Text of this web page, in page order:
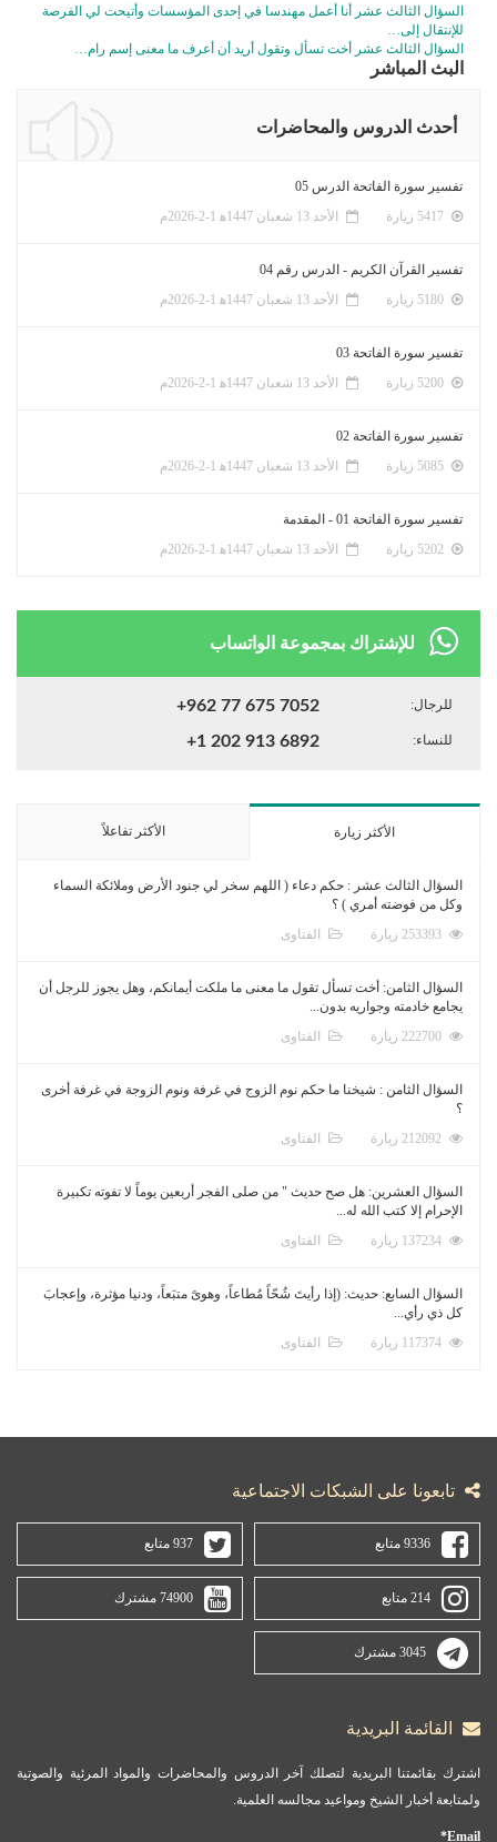
السؤال الثالث عشر أنا أعمل مهندسا في إحدى المؤسسات وأتيحت لي الفرصة
للإنتقال إلى…
السؤال الثالث عشر أخت تسأل وتقول أريد أن أعرف ما معنى إسم رام…
البث المباشر
أحدث الدروس والمحاضرات
تفسير سورة الفاتحة الدرس 05
الأحد 13 شعبان 1447ﻫ 1-2-2026م
تفسير القرآن الكريم - الدرس رقم 04
الأحد 13 شعبان 1447ﻫ 1-2-2026م
تفسير سورة الفاتحة 03
الأحد 13 شعبان 1447ﻫ 1-2-2026م
تفسير سورة الفاتحة 02
الأحد 13 شعبان 1447ﻫ 1-2-2026م
تفسير سورة الفاتحة 01 - المقدمة
الأحد 13 شعبان 1447ﻫ 1-2-2026م
للإشتراك بمجموعة الواتساب
للرجال: +962 77 675 7052
للنساء: +1 202 913 6892
الأكثر زيارة الأكثر تفاعلاً
السؤال الثالث عشر : حكم دعاء ( اللهم سخر لي جنود الأرض وملائكة السماء
وكل من فوضته أمري ) ؟
الفتاوى
السؤال الثامن: أخت تسأل تقول ما معنى ما ملكت أيمانكم، وهل يجوز للرجل أن
يجامع خادمته وجواريه بدون...
الفتاوى
السؤال الثامن : شيخنا ما حكم نوم الزوج في غرفة ونوم الزوجة في غرفة أخرى
؟
الفتاوى
السؤال العشرين: هل صح حديث " من صلى الفجر أربعين يوماً لا تفوته تكبيرة
الإحرام إلا كتب الله له...
الفتاوى
السؤال السابع: حديث: (إذا رأيتَ شُحّاً مُطاعاً، وهوىً متبَعاً، ودنيا مؤثرة، وإعجابَ
كل ذي رأي...
الفتاوى
تابعونا على الشبكات الاجتماعية
9336 متابع 937 متابع
214 متابع 74900 مشترك
3045 مشترك
القائمة البريدية
اشترك بقائمتنا البريدية لتصلك آخر الدروس والمحاضرات والمواد المرئية والصوتية
ولمتابعة أخبار الشيخ ومواعيد مجالسه العلمية.
Email*